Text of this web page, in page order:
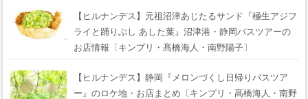
【ヒルナンデス】元祖沼津あじたるサンド『極生アジフ
ライと踊りぶし あした葉』沼津港・静岡バスツアーの
お店情報〔キンプリ・髙橋海人・南野陽子〕
【ヒルナンデス】静岡『メロンづくし日帰りバスツア
ー』のロケ地・お店まとめ〔キンプリ・髙橋海人・南野